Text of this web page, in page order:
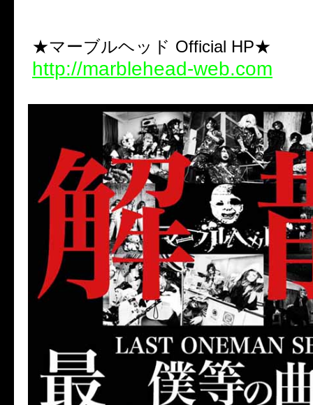
★マーブルヘッド Official HP★
http://marblehead-web.com